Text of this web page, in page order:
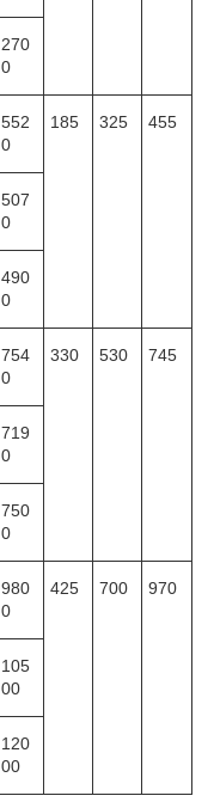
270
0
552
0
185 325 455
507
0
490
0
754
0
330 530 745
719
0
750
0
980
0
425 700 970
105
00
120
00